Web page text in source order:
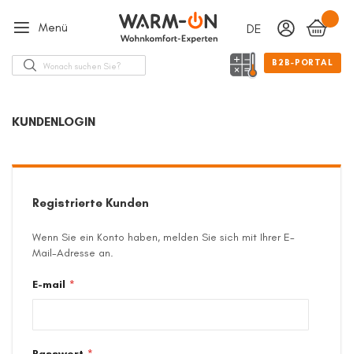
Menü
Suche
Sprache
DEUTSCH
B2B-PORTAL
KUNDENLOGIN
Registrierte Kunden
Wenn Sie ein Konto haben, melden Sie sich mit Ihrer E-
Mail-Adresse an.
E-mail